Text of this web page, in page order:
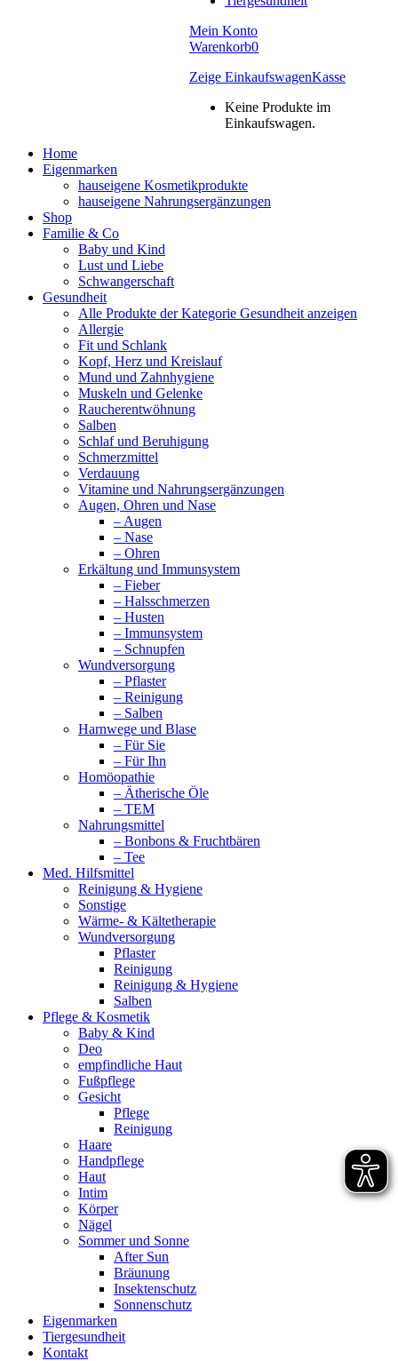
Mein Konto
Warenkorb0
Zeige EinkaufswagenKasse
Keine Produkte im
Einkaufswagen.
Home
Eigenmarken
hauseigene Kosmetikprodukte
hauseigene Nahrungsergänzungen
Shop
Familie & Co
Baby und Kind
Lust und Liebe
Schwangerschaft
Gesundheit
Alle Produkte der Kategorie Gesundheit anzeigen
Allergie
Fit und Schlank
Kopf, Herz und Kreislauf
Mund und Zahnhygiene
Muskeln und Gelenke
Raucherentwöhnung
Salben
Schlaf und Beruhigung
Schmerzmittel
Verdauung
Vitamine und Nahrungsergänzungen
Augen, Ohren und Nase
– Augen
– Nase
– Ohren
Erkältung und Immunsystem
– Fieber
– Halsschmerzen
– Husten
– Immunsystem
– Schnupfen
Wundversorgung
– Pflaster
– Reinigung
– Salben
Harnwege und Blase
– Für Sie
– Für Ihn
Homöopathie
– Ätherische Öle
– TEM
Nahrungsmittel
– Bonbons & Fruchtbären
– Tee
Med. Hilfsmittel
Reinigung & Hygiene
Sonstige
Wärme- & Kältetherapie
Wundversorgung
Pflaster
Reinigung
Reinigung & Hygiene
Salben
Pflege & Kosmetik
Baby & Kind
Deo
empfindliche Haut
Fußpflege
Gesicht
Pflege
Reinigung
Haare
Handpflege
Haut
Intim
Körper
Nägel
Sommer und Sonne
After Sun
Bräunung
Insektenschutz
Sonnenschutz
Eigenmarken
Tiergesundheit
Kontakt